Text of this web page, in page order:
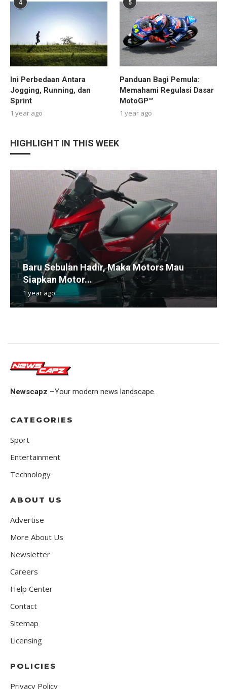
4
Ini Perbedaan Antara
Jogging, Running, dan
Sprint
1 year ago
5
Panduan Bagi Pemula:
Memahami Regulasi Dasar
MotoGP™
1 year ago
HIGHLIGHT IN THIS WEEK
Baru Sebulan Hadir, Maka Motors Mau
Siapkan Motor...
1 year ago
Newscapz –Your modern news landscape.
CATEGORIES
Sport
Entertainment
Technology
ABOUT US
Advertise
More About Us
Newsletter
Careers
Help Center
Contact
Sitemap
Licensing
POLICIES
Privacy Policy